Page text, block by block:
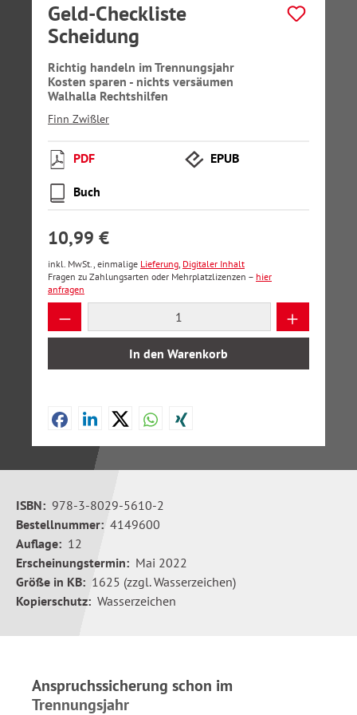
Geld-Checkliste
Scheidung
Richtig handeln im Trennungsjahr
Kosten sparen - nichts versäumen
Walhalla Rechtshilfen
Finn Zwißler
PDF EPUB
Buch
10,99 €
inkl. MwSt., einmalige Lieferung, Digitaler Inhalt
Fragen zu Zahlungsarten oder Mehrplatzlizenzen – hier
anfragen
Produkt Anzahl: Gib den gewünschten
In den Warenkorb
ISBN: 978-3-8029-5610-2
Bestellnummer: 4149600
Auflage: 12
Erscheinungstermin: Mai 2022
Größe in KB: 1625 (zzgl. Wasserzeichen)
Kopierschutz: Wasserzeichen
Anspruchssicherung schon im
Trennungsjahr